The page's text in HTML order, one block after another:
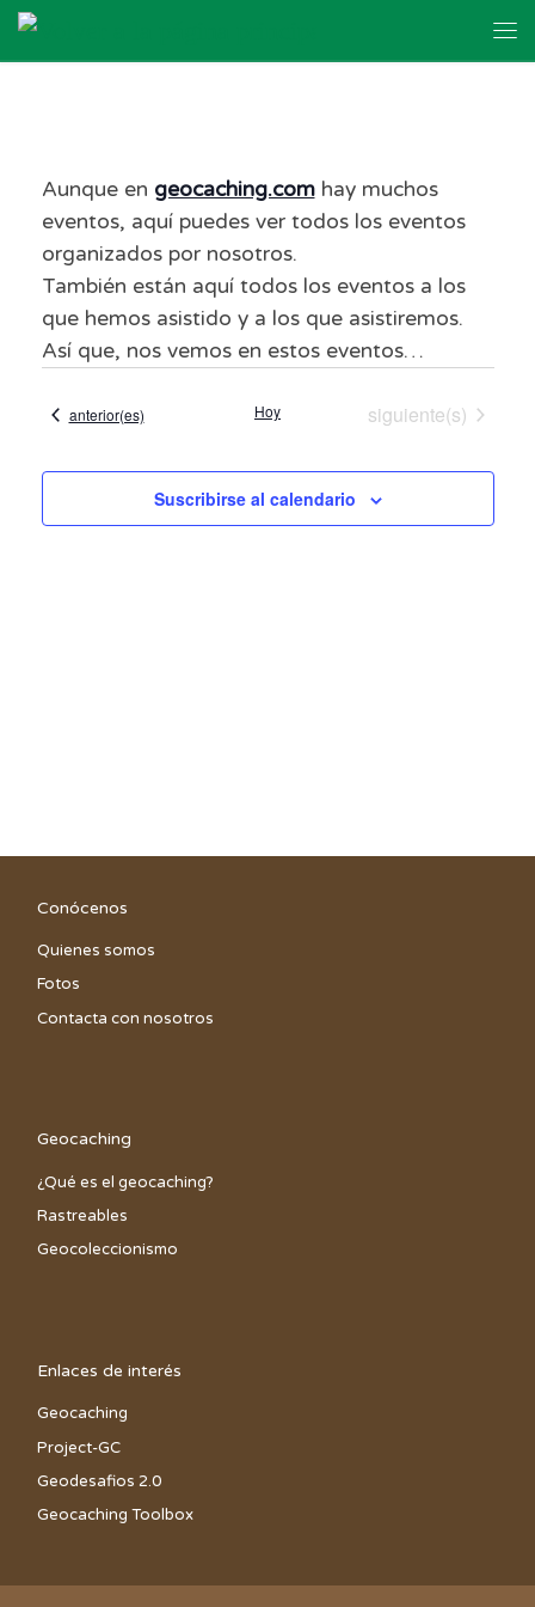
Skip to content
Aunque en geocaching.comhay muchos
eventos, aquí puedes ver todos los eventos
organizados por nosotros.
También están aquí todos los eventos a los
que hemos asistido y a los que asistiremos.
Así que, nos vemos en estos eventos…
Eventos
anterior(es) Hoy Eventos
siguiente(s)
Suscribirse al calendario
Conócenos
Quienes somos
Fotos
Contacta con nosotros
Geocaching
¿Qué es el geocaching?
Rastreables
Geocoleccionismo
Enlaces de interés
Geocaching
Project-GC
Geodesafios 2.0
Geocaching Toolbox